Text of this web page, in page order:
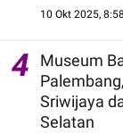
10 Okt 2025,
4
Museum
Sriwijaya
Selatan